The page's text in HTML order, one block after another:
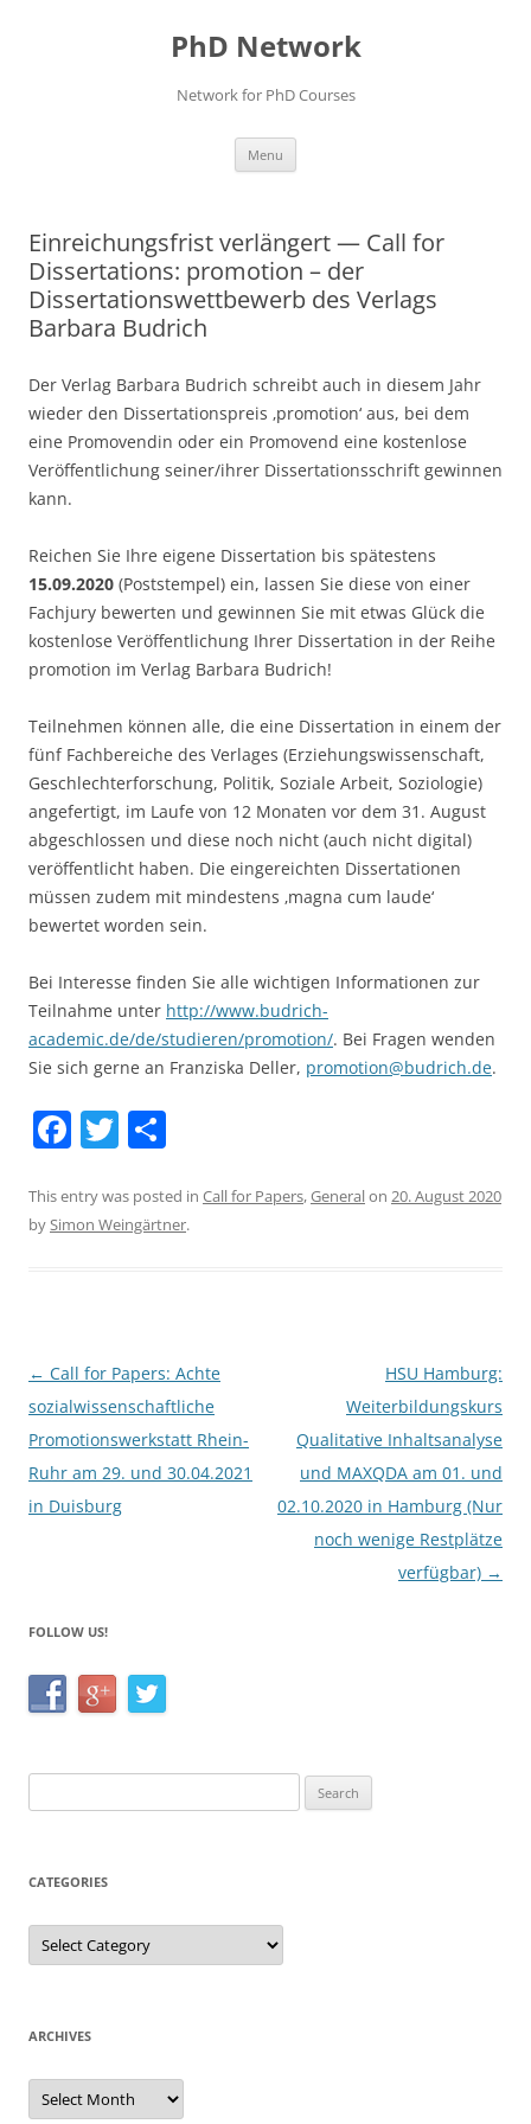
PhD Network
Network for PhD Courses
Menu
Einreichungsfrist verlängert — Call for
Dissertations: promotion – der
Dissertationswettbewerb des Verlags
Barbara Budrich
Der Verlag Barbara Budrich schreibt auch in diesem Jahr
wieder den Dissertationspreis ‚promotion‘ aus, bei dem
eine Promovendin oder ein Promovend eine kostenlose
Veröffentlichung seiner/ihrer Dissertationsschrift gewinnen
kann.
Reichen Sie Ihre eigene Dissertation bis spätestens
15.09.2020 (Poststempel) ein, lassen Sie diese von einer
Fachjury bewerten und gewinnen Sie mit etwas Glück die
kostenlose Veröffentlichung Ihrer Dissertation in der Reihe
promotion im Verlag Barbara Budrich!
Teilnehmen können alle, die eine Dissertation in einem der
fünf Fachbereiche des Verlages (Erziehungswissenschaft,
Geschlechterforschung, Politik, Soziale Arbeit, Soziologie)
angefertigt, im Laufe von 12 Monaten vor dem 31. August
abgeschlossen und diese noch nicht (auch nicht digital)
veröffentlicht haben. Die eingereichten Dissertationen
müssen zudem mit mindestens ‚magna cum laude‘
bewertet worden sein.
Bei Interesse finden Sie alle wichtigen Informationen zur
Teilnahme unter http://www.budrich-
academic.de/de/studieren/promotion/. Bei Fragen wenden
Sie sich gerne an Franziska Deller, promotion@budrich.de.
F
c
e
o
k
T
itt
er
ar
e
This entry was posted in Call for Papers,Generalon 20. August 2020
bySimon Weingärtner.
Post
navigation
← Call for Papers: Achte
sozialwissenschaftliche
Promotionswerkstatt Rhein-
Ruhr am 29. und 30.04.2021
in Duisburg
HSU Hamburg:
Weiterbildungskurs
Qualitative Inhaltsanalyse
und MAXQDA am 01. und
02.10.2020 in Hamburg (Nur
noch wenige Restplätze
verfügbar) →
FOLLOW US!
for:
CATEGORIES
Categories
ARCHIVES
Archives